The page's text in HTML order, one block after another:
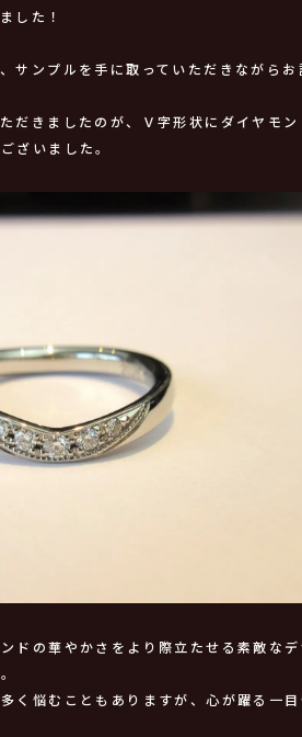
した！
サンプルを手に取っていただきながら
だきましたのが、Ｖ字形状にダイヤモ
ざいました。
ドの華やかさをより際立たせる素敵な
く悩むこともありますが、心が躍る一